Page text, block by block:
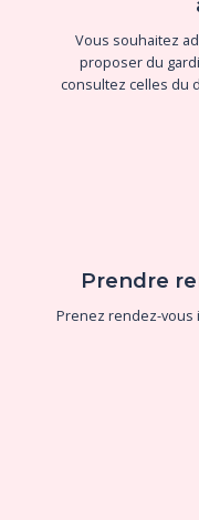
Vous souhaitez
proposer du
consultez celles du
Prendre
Prenez rendez-vous